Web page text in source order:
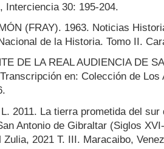
Interciencia 30: 195-204.
(FRAY). 1963. Noticias
de la Historia. Tomo II.
DE LA REAL AUDIENCIA DE
en: Colección de
2011. La tierra prometida del
Antonio de Gibraltar (Siglos
Zulia, 2021 T. III. Maracaibo,